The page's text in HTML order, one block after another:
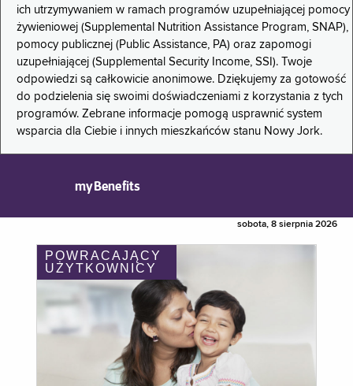
ich utrzymywaniem w ramach programów uzupełniającej pomocy
żywieniowej (Supplemental Nutrition Assistance Program, SNAP),
pomocy publicznej (Public Assistance, PA) oraz zapomogi
uzupełniającej (Supplemental Security Income, SSI). Twoje
odpowiedzi są całkowicie anonimowe. Dziękujemy za gotowość
do podzielenia się swoimi doświadczeniami z korzystania z tych
programów. Zebrane informacje pomogą usprawnić system
wsparcia dla Ciebie i innych mieszkańców stanu Nowy Jork.
myBenefits
sobota, 8 sierpnia 2026
POWRACAJĄCY
UŻYTKOWNICY